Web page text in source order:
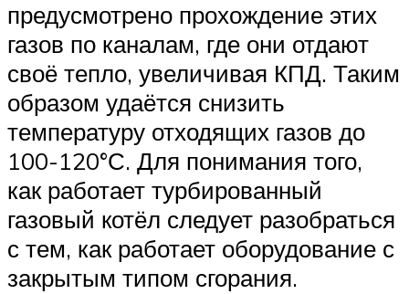
предусмотрено прохождение этих
газов по каналам, где они отдают
своё тепло, увеличивая КПД. Таким
образом удаётся снизить
температуру отходящих газов до
100-120°С. Для понимания того,
как работает турбированный
газовый котёл следует разобраться
с тем, как работает оборудование с
закрытым типом сгорания.